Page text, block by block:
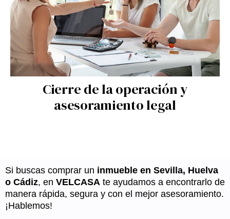
Cierre de la operación y
asesoramiento legal
Si buscas comprar un inmueble en Sevilla, Huelva
o Cádiz, en VELCASA te ayudamos a encontrarlo de
manera rápida, segura y con el mejor asesoramiento.
¡Hablemos!